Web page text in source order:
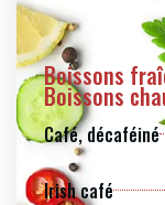
Boissons
Boissons
Café, décaféiné
Irish café